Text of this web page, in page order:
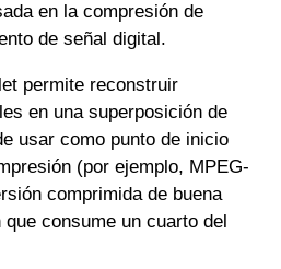
en la compresión de
de señal digital.
permite reconstruir
en una superposición de
usar como punto de inicio
(por ejemplo, MPEG-
comprimida de buena
consume un cuarto del